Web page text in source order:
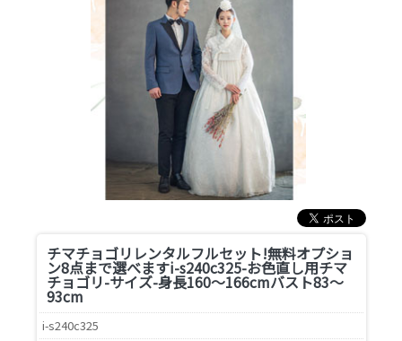
チマチョゴリレンタルフルセット!無料オプショ
ン8点まで選べますi-s240c325-お色直し用チマ
チョゴリ-サイズ-身長160～166cmバスト83～
93cm
i-s240c325